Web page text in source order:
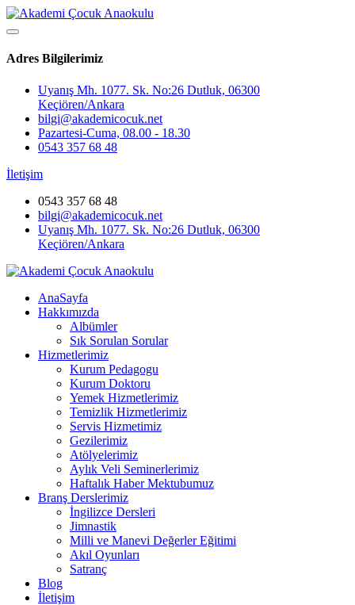
Adres Bilgilerimiz
Uyanış Mh. 1077. Sk. No:26 Dutluk, 06300
Keçiören/Ankara
bilgi@akademicocuk.net
Pazartesi-Cuma, 08.00 - 18.30
0543 357 68 48
İletişim
0543 357 68 48
bilgi@akademicocuk.net
Uyanış Mh. 1077. Sk. No:26 Dutluk, 06300
Keçiören/Ankara
AnaSayfa
Hakkımızda
Albümler
Sık Sorulan Sorular
Hizmetlerimiz
Kurum Pedagogu
Kurum Doktoru
Yemek Hizmetlerimiz
Temizlik Hizmetlerimiz
Servis Hizmetimiz
Gezilerimiz
Atölyelerimiz
Aylık Veli Seminerlerimiz
Haftalık Haber Mektubumuz
Branş Derslerimiz
İngilizce Dersleri
Jimnastik
Milli ve Manevi Değerler Eğitimi
Akıl Oyunları
Satranç
Blog
İletişim